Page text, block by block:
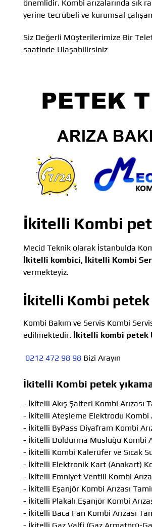
önemlidir. Kombi arızalarında sık
yerine tecrübeli ve kurumsal
Siz Değerli Müşterilerimize Bir
saatinde Ulaşabilirsiniz
İkitelli Kombi
Mecid Teknik olarak İstanbulda
İkitelli kombici, İkitelli Kombi
vermekteyiz.
İkitelli Kombi
Kombi Bakım ve Servis Kombi
edilmektedir. İkitelli kombi petek
0212 472 98 98 Bizi Arayın
İkitelli Kombi petek
- İkitelli Akış Şalteri Kombi Arızası
- İkitelli Ateşleme Elektrodu Kombi
- İkitelli ByPass Diyafram Kombi
- İkitelli Doldurma Musluğu Kombi
- İkitelli Kombi Kalerüfer ve Sıcak
- İkitelli Elektronik Kart (Anakart)
- İkitelli Emniyet Ventili Kombi
- İkitelli Eşanjör Kombi Arızası
- İkitelli Plakalı Eşanjör Kombi
- İkitelli Baca Fan Kombi Arızası
- İkitelli Gaz Valfi (Gaz Armatörü-